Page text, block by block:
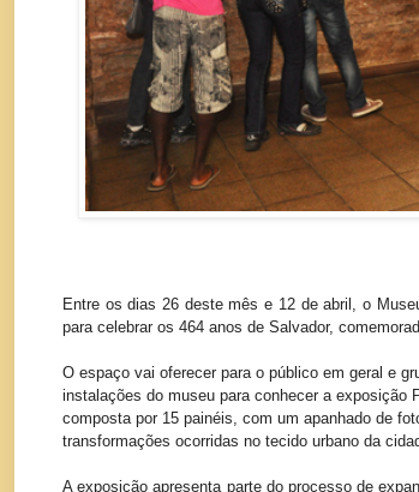
Entre os dias 26 deste mês e 12 de abril, o
para celebrar os 464 anos de Salvador,
O espaço vai oferecer para o público em geral e
instalações do museu para conhecer a exposição
composta por 15 painéis, com um apanhado de
transformações ocorridas no tecido urbano da
A exposição apresenta parte do processo de